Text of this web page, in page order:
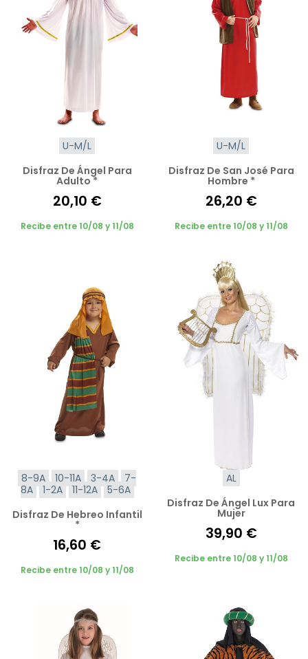
U-M/L
Disfraz De Ángel Para
Adulto *
20,10 €
Recibe entre 10/08 y 11/08
U-M/L
Disfraz De San José Para
Hombre *
26,20 €
Recibe entre 10/08 y 11/08
8-9A 10-11A 3-4A
7-
8A
1-2A 11-12A
5-6A
Disfraz De Hebreo Infantil
*
16,60 €
Recibe entre 10/08 y 11/08
AL
Disfraz De Ángel Lux Para
Mujer
39,90 €
Recibe entre 10/08 y 11/08